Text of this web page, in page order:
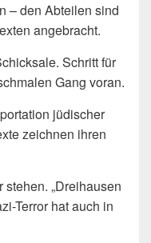
– den Abteilen sind
angebracht.
Schritt für
Gang voran.
jüdischer
zeichnen ihren
„Dreihausen
Terror hat auch in